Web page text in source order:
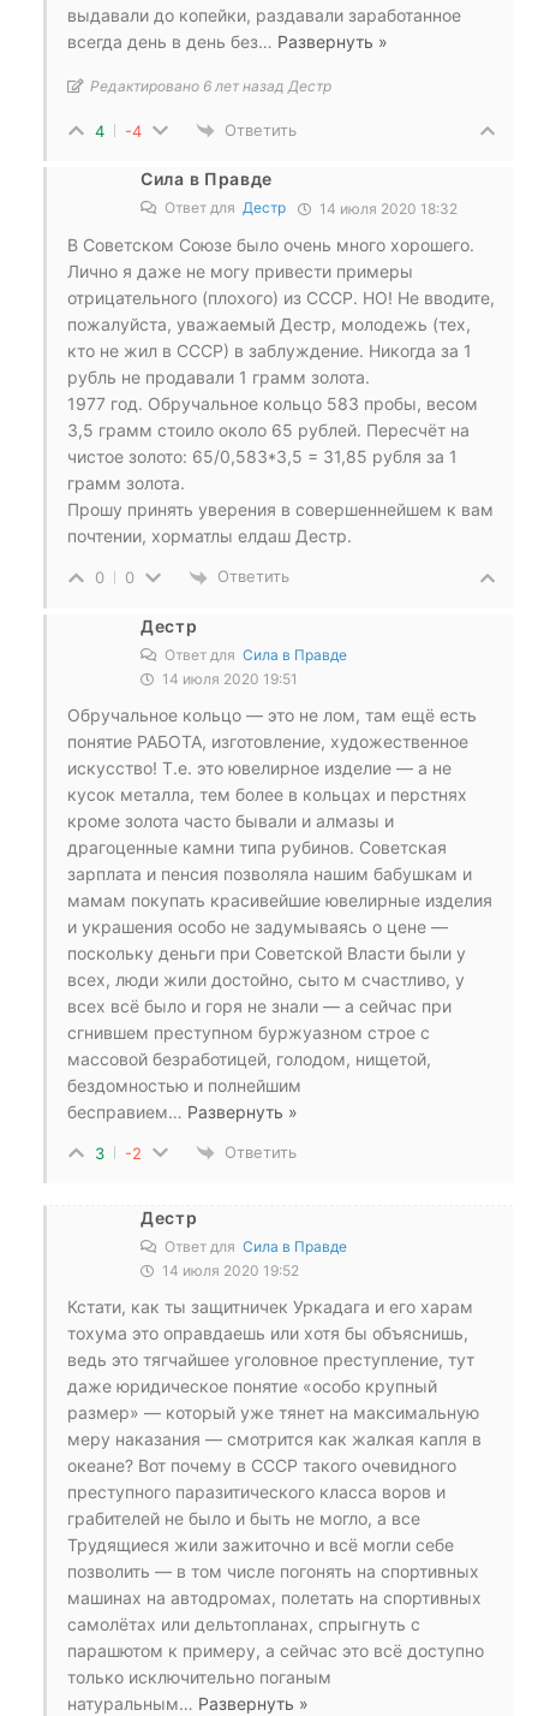
выдавали до копейки, раздавали заработанное
всегда день в день без… Развернуть »
Редактировано 6 лет назад Дестр
4 -4 Ответить
Сила в Правде
Ответ для Дестр 14 июля 2020 18:32
В Советском Союзе было очень много хорошего.
Лично я даже не могу привести примеры
отрицательного (плохого) из СССР. НО! Не вводите,
пожалуйста, уважаемый Дестр, молодежь (тех,
кто не жил в СССР) в заблуждение. Никогда за 1
рубль не продавали 1 грамм золота.
1977 год. Обручальное кольцо 583 пробы, весом
3,5 грамм стоило около 65 рублей. Пересчёт на
чистое золото: 65/0,583*3,5 = 31,85 рубля за 1
грамм золота.
Прошу принять уверения в совершеннейшем к вам
почтении, хорматлы елдаш Дестр.
0 0 Ответить
Дестр
Ответ для Сила в Правде
14 июля 2020 19:51
Обручальное кольцо — это не лом, там ещё есть
понятие РАБОТА, изготовление, художественное
искусство! Т.е. это ювелирное изделие — а не
кусок металла, тем более в кольцах и перстнях
кроме золота часто бывали и алмазы и
драгоценные камни типа рубинов. Советская
зарплата и пенсия позволяла нашим бабушкам и
мамам покупать красивейшие ювелирные изделия
и украшения особо не задумываясь о цене —
поскольку деньги при Советской Власти были у
всех, люди жили достойно, сыто м счастливо, у
всех всё было и горя не знали — а сейчас при
сгнившем преступном буржуазном строе с
массовой безработицей, голодом, нищетой,
бездомностью и полнейшим
бесправием… Развернуть »
3 -2 Ответить
Дестр
Ответ для Сила в Правде
14 июля 2020 19:52
Кстати, как ты защитничек Уркадага и его харам
тохума это оправдаешь или хотя бы объяснишь,
ведь это тягчайшее уголовное преступление, тут
даже юридическое понятие «особо крупный
размер» — который уже тянет на максимальную
меру наказания — смотрится как жалкая капля в
океане? Вот почему в СССР такого очевидного
преступного паразитического класса воров и
грабителей не было и быть не могло, а все
Трудящиеся жили зажиточно и всё могли себе
позволить — в том числе погонять на спортивных
машинах на автодромах, полетать на спортивных
самолётах или дельтопланах, спрыгнуть с
парашютом к примеру, а сейчас это всё доступно
только исключительно поганым
натуральным… Развернуть »